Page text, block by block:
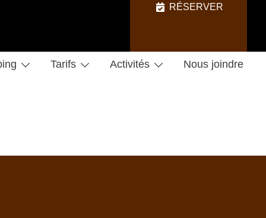
RÉSERVER
Tarifs Activités Nous joindre